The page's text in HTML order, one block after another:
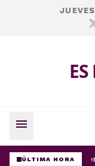
menu
ÚLTIMA HORA